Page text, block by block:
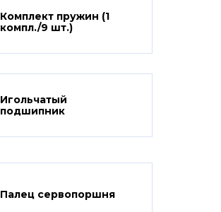
Комплект пружин (1
компл./9 шт.)
Игольчатый
подшипник
Палец сервопоршня